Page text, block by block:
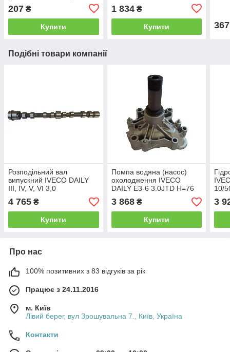
207 ₴
Купити
1 834₴
Купити 367
Подібні товари компанії
Розподільний вал
випускний IVECO DAILY
III, IV, V, VI 3,0
(504246093)
4 765 ₴
Купити
Помпа водяна (насос)
охолодження IVECO
DAILY E3-6 3.0JTD H=76
(504369725/504360207)
3 868₴
Купити
10/
3
Про нас
100% позитивних з 83 відгуків за рік
Працює з 24.11.2016
м. Київ
Лівий берег, вул Зрошувальна 7., Київ, Україна
Контакти